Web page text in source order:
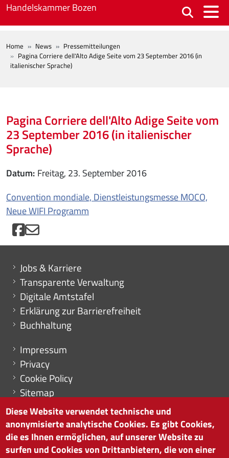
Skip to main content
Handelskammer Bozen
BREADCRUMB
Home News
Pressemitteilungen
Pagina Corriere dell'Alto Adige Seite vom 23 September 2016 (in
italienischer Sprache)
Pagina Corriere dell'Alto Adige Seite vom
23 September 2016 (in italienischer
Sprache)
Datum Freitag, 23. September 2016
Convention mondiale, Dienstleistungsmesse MOCO,
Neue WIFI Programm
Mini menu di servizio
Jobs & Karriere
Transparente Verwaltung
Digitale Amtstafel
Erklärung zur Barrierefreiheit
Buchhaltung
Menu footer
Impressum
Privacy
Cookie Policy
Sitemap
Cookie-Einstellungen
Diese Website verwendet technische und
anonymisierte analytische Cookies. Es gibt Cookies,
die es Ihnen ermöglichen, auf unserer Website zu
surfen und Cookies von Drittanbietern, die von einer